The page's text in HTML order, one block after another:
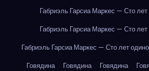
Габриэль Гарсиа Маркес — Сто
Габриэль Гарсиа Маркес — Сто
Габриэль Гарсиа Маркес — Сто лет
Говядина
Говядина Говядина